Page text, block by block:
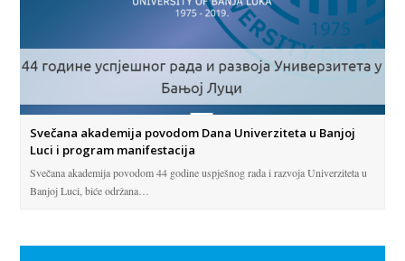
Svečana akademija povodom Dana Univerziteta u Banjoj
Luci i program manifestacija
Svečana akademija povodom 44 godine uspješnog rada i razvoja Univerziteta u
Banjoj Luci, biće održana…